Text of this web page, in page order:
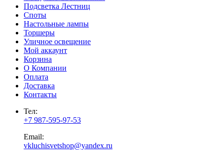
Подсветка Лестниц
Споты
Настольные лампы
Торшеры
Уличное освещение
Мой аккаунт
Корзина
О Компании
Оплата
Доставка
Контакты
Тел:
+7 987-595-97-53
Email:
vkluchisvetshop@yandex.ru